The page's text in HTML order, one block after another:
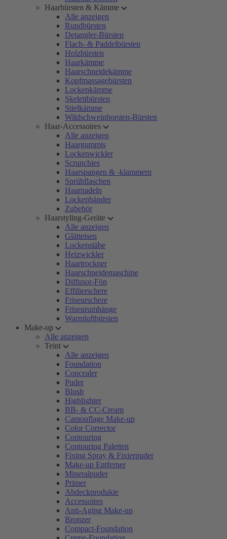
Haarbürsten & Kämme
Alle anzeigen
Rundbürsten
Detangler-Bürsten
Flach- & Paddelbürsten
Holzbürsten
Haarkämme
Haarschneidekämme
Kopfmassagebürsten
Lockenkämme
Skelettbürsten
Stielkämme
Wildschweinborsten-Bürsten
Haar-Accessoires
Alle anzeigen
Haargummis
Lockenwickler
Scrunchies
Haarspangen & -klammern
Sprühflaschen
Haarnadeln
Lockenbänder
Zubehör
Haarstyling-Geräte
Alle anzeigen
Glätteisen
Lockenstäbe
Heizwickler
Haartrockner
Haarschneidemaschine
Diffusor-Fön
Effilierschere
Friseurschere
Friseurumhänge
Warmluftbürsten
Make-up
Alle anzeigen
Teint
Alle anzeigen
Foundation
Concealer
Puder
Blush
Highlighter
BB- & CC-Cream
Camouflage Make-up
Color Corrector
Contouring
Contouring Paletten
Fixing Spray & Fixierpuder
Make-up Entferner
Mineralpuder
Primer
Abdeckprodukte
Accessoires
Anti-Aging Make-up
Bronzer
Compact-Foundation